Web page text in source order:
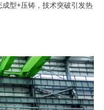
型+压铸，技术突破引发热